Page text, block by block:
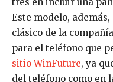
Este modelo,
clásico de la
para el teléfono que
sitio WinFuture, ya
del teléfono como en